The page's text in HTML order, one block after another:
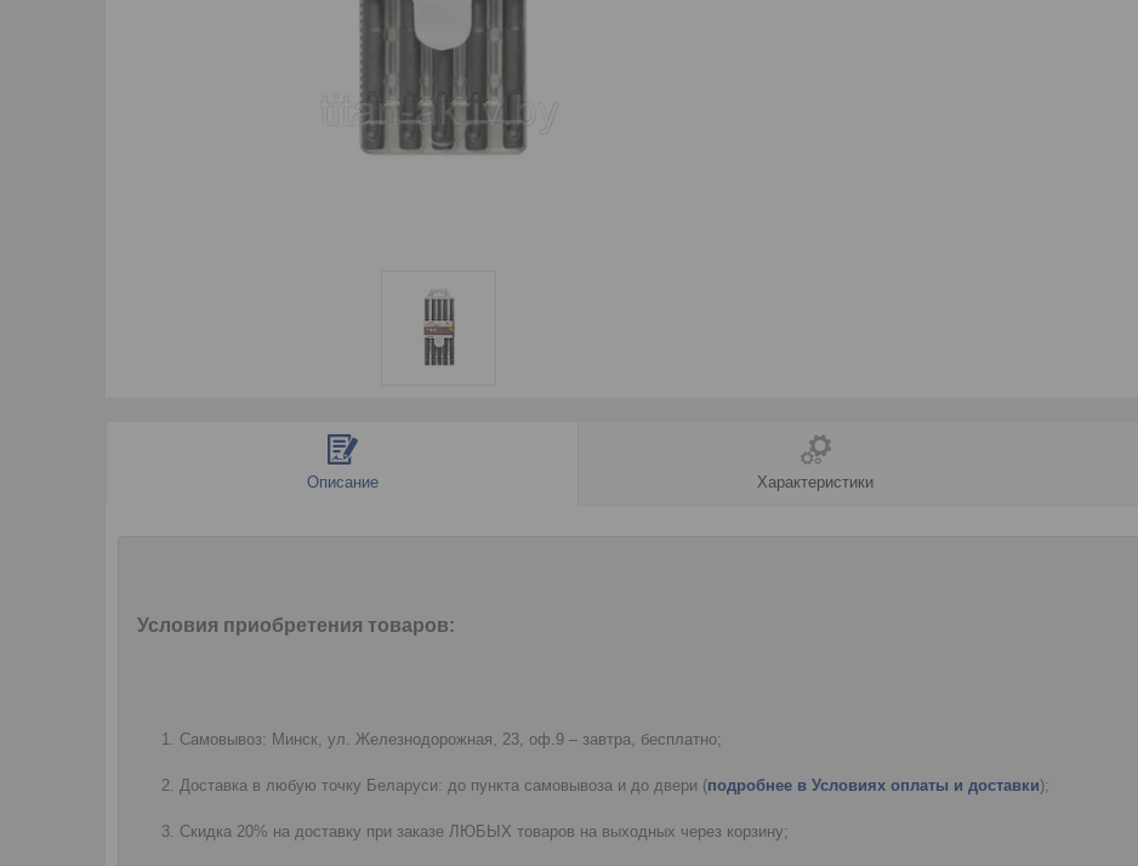
Описание Характеристики
Условия приобретения товаров:
Самовывоз: Минск, ул. Железнодорожная, 23, оф.9 – завтра, бесплатно;
Доставка в любую точку Беларуси: до пункта самовывоза и до двери (подробнее в Условиях оплаты и доставки);
Скидка 20% на доставку при заказе ЛЮБЫХ товаров на выходных через корзину;